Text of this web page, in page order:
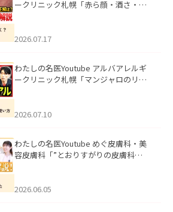
ークリニック札幌「赤ら顔・酒さ・ニ
した。
2026.07.17
わたしの名医Youtube アルバアレルギ
ークリニック札幌「マンジャロのリア
た。
2026.07.10
わたしの名医Youtube めぐ皮膚科・美
容皮膚科「”とおりすがりの皮膚科
2026.06.05